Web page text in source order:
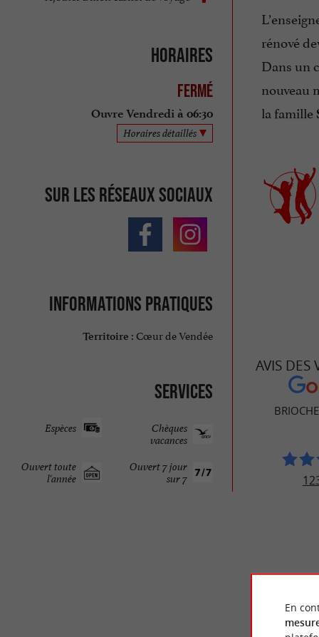
Horaires
Fermé
Ouvre Vendredi à 06:30
Horaires détaillés
Sur les réseaux sociaux
Informations pratiques
Territoire : Cœur de Vendée
Services
Chèques
vacances
Espèces
Ouvert 7 jour
sur 7
Ouvert toute
l'année
rénové
Dans un
nouveau
la famille
AVIS DES
En